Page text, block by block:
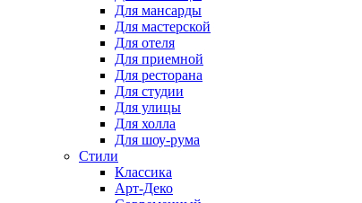
Для мансарды
Для мастерской
Для отеля
Для приемной
Для ресторана
Для студии
Для улицы
Для холла
Для шоу-рума
Стили
Классика
Арт-Деко